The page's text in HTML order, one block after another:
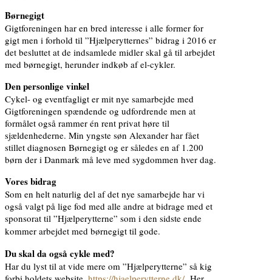
Børnegigt
Gigtforeningen har en bred interesse i alle former for
gigt men i forhold til ”Hjælperytternes” bidrag i 2016 er
det besluttet at de indsamlede midler skal gå til arbejdet
med børnegigt, herunder indkøb af el-cykler.
Den personlige vinkel
Cykel- og eventfagligt er mit nye samarbejde med
Gigtforeningen spændende og udfordrende men at
formålet også rammer én rent privat høre til
sjældenhederne. Min yngste søn Alexander har fået
stillet diagnosen Børnegigt og er således en af 1.200
børn der i Danmark må leve med sygdommen hver dag.
Vores bidrag
Som en helt naturlig del af det nye samarbejde har vi
også valgt på lige fod med alle andre at bidrage med et
sponsorat til ”Hjælperytterne” som i den sidste ende
kommer arbejdet med børnegigt til gode.
Du skal da også cykle med?
Har du lyst til at vide mere om ”Hjælperytterne” så kig